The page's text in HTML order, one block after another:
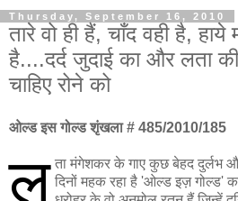
Thursday, September 16, 2010
तारे वो ही हैं, चाँद वही है, हाये
है....दर्द जुदाई का और लता
चाहिए रोने को
ओल्ड इस गोल्ड शृंखला # 485/2010/185
ल ता मंगेशकर के गाए कुछ बेहद दुर्लभ
दिनों महक रहा है 'ओल्ड इज़ गोल्ड'